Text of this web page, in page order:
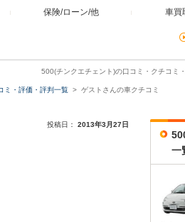
保険/ローン/他 車買
500(チンクエチェント)の口コミ・クチコミ
ミ・評価・評判一覧 ゲストさんの車クチコミ
投稿日： 2013年3月27日
一